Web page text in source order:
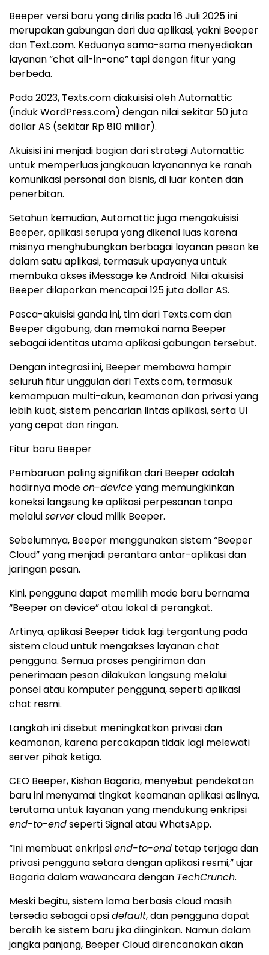
Beeper versi baru yang dirilis pada 16 Juli 2025 ini
merupakan gabungan dari dua aplikasi, yakni Beeper
dan Text.com. Keduanya sama-sama menyediakan
layanan “chat all-in-one” tapi dengan fitur yang
berbeda.
Pada 2023, Texts.com diakuisisi oleh Automattic
(induk WordPress.com) dengan nilai sekitar 50 juta
dollar AS (sekitar Rp 810 miliar).
Akuisisi ini menjadi bagian dari strategi Automattic
untuk memperluas jangkauan layanannya ke ranah
komunikasi personal dan bisnis, di luar konten dan
penerbitan.
Setahun kemudian, Automattic juga mengakuisisi
Beeper, aplikasi serupa yang dikenal luas karena
misinya menghubungkan berbagai layanan pesan ke
dalam satu aplikasi, termasuk upayanya untuk
membuka akses iMessage ke Android. Nilai akuisisi
Beeper dilaporkan mencapai 125 juta dollar AS.
Pasca-akuisisi ganda ini, tim dari Texts.com dan
Beeper digabung, dan memakai nama Beeper
sebagai identitas utama aplikasi gabungan tersebut.
Dengan integrasi ini, Beeper membawa hampir
seluruh fitur unggulan dari Texts.com, termasuk
kemampuan multi-akun, keamanan dan privasi yang
lebih kuat, sistem pencarian lintas aplikasi, serta UI
yang cepat dan ringan.
Fitur baru Beeper
Pembaruan paling signifikan dari Beeper adalah
hadirnya modeon-deviceyang memungkinkan
koneksi langsung ke aplikasi perpesanan tanpa
melaluiservercloud milik Beeper.
Sebelumnya, Beeper menggunakan sistem “Beeper
Cloud” yang menjadi perantara antar-aplikasi dan
jaringan pesan.
Kini, pengguna dapat memilih mode baru bernama
“Beeper on device” atau lokal di perangkat.
Artinya, aplikasi Beeper tidak lagi tergantung pada
sistem cloud untuk mengakses layanan chat
pengguna. Semua proses pengiriman dan
penerimaan pesan dilakukan langsung melalui
ponsel atau komputer pengguna, seperti aplikasi
chat resmi.
Langkah ini disebut meningkatkan privasi dan
keamanan, karena percakapan tidak lagi melewati
server pihak ketiga.
CEO Beeper, Kishan Bagaria, menyebut pendekatan
baru ini menyamai tingkat keamanan aplikasi aslinya,
terutama untuk layanan yang mendukung enkripsi
end-to-endseperti Signal atau WhatsApp.
“Ini membuat enkripsiend-to-end tetap terjaga dan
privasi pengguna setara dengan aplikasi resmi,” ujar
Bagaria dalam wawancara dengan TechCrunch.
Meski begitu, sistem lama berbasis cloud masih
tersedia sebagai opsidefault, dan pengguna dapat
beralih ke sistem baru jika diinginkan. Namun dalam
jangka panjang, Beeper Cloud direncanakan akan